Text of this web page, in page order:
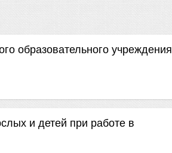
образовательного учреждения
и детей при работе в